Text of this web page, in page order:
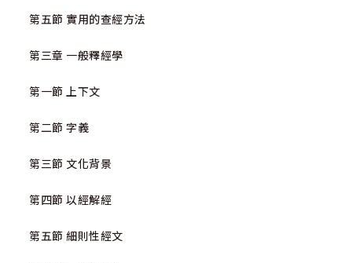
第五節 實用的查經方法
第三章 一般釋經學
第一節 上下文
第二節 字義
第三節 文化背景
第四節 以經解經
第五節 細則性經文